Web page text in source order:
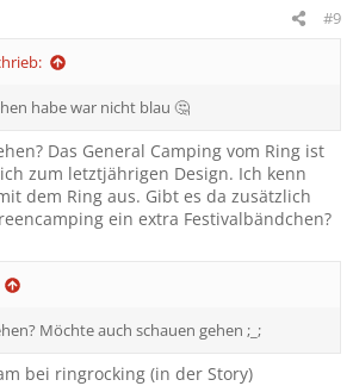
#9
habe war nicht blau 🤔
Das General Camping vom Ring ist
zum letztjährigen Design. Ich kenn
dem Ring aus. Gibt es da zusätzlich
ein extra Festivalbändchen?
Möchte auch schauen gehen ;_;
bei ringrocking (in der Story)